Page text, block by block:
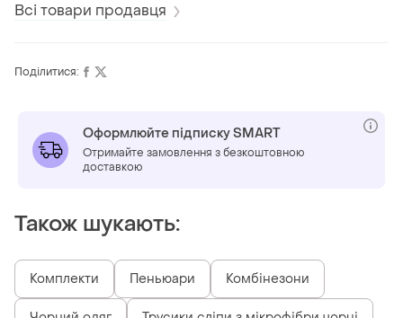
Всі товари продавця
Поділитися:
Оформлюйте підписку SMART
Отримайте замовлення з безкоштовною
доставкою
Також шукають:
Комплекти Пеньюари Комбінезони